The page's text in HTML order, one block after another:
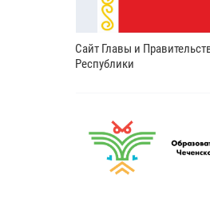
Сайт Главы и
Республики